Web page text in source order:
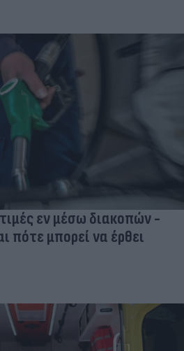
εν μέσω διακοπών -
πότε μπορεί να έρθει